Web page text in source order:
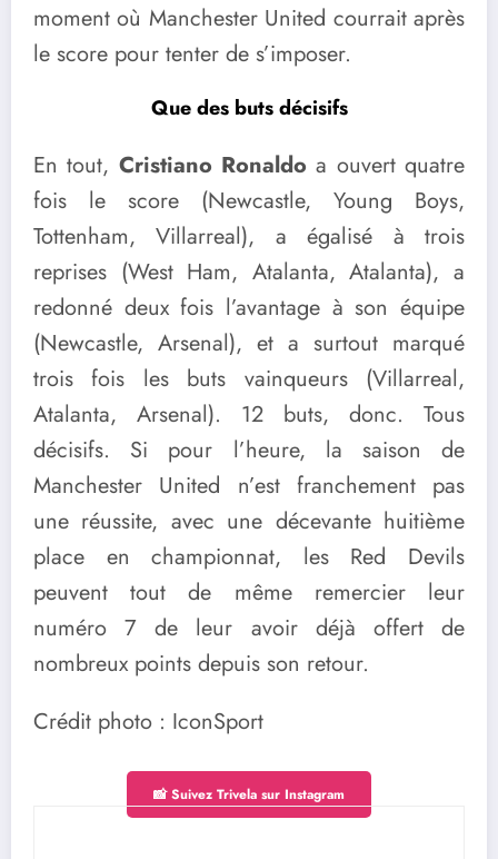
moment où Manchester United courrait après
le score pour tenter de s’imposer.
Que des buts décisifs
En tout, Cristiano Ronaldo a ouvert quatre
fois le score (Newcastle, Young Boys,
Tottenham, Villarreal), a égalisé à trois
reprises (West Ham, Atalanta, Atalanta), a
redonné deux fois l’avantage à son équipe
(Newcastle, Arsenal), et a surtout marqué
trois fois les buts vainqueurs (Villarreal,
Atalanta, Arsenal). 12 buts, donc. Tous
décisifs. Si pour l’heure, la saison de
Manchester United n’est franchement pas
une réussite, avec une décevante huitième
place en championnat, les Red Devils
peuvent tout de même remercier leur
numéro 7 de leur avoir déjà offert de
nombreux points depuis son retour.
Crédit photo : IconSport
📸 Suivez Trivela sur Instagram